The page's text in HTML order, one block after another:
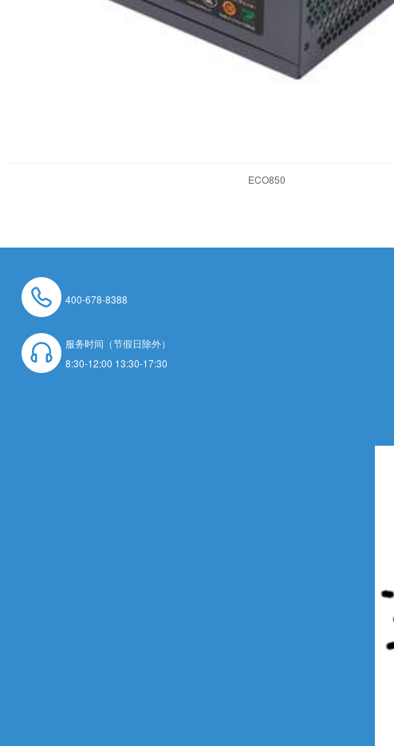
ECO850
400-678-8388
服务时间（节假日除外）
8:30-12:00 13:30-17:30